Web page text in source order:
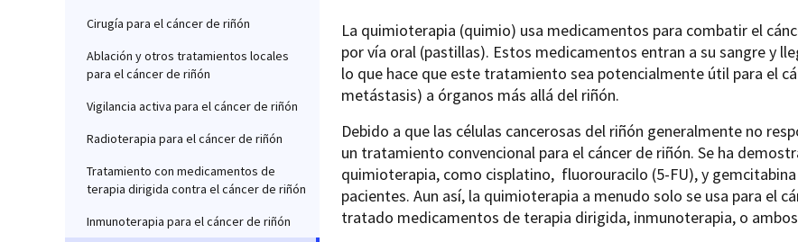
Cirugía para el cáncer de riñón
Ablación y otros tratamientos locales
para el cáncer de riñón
Vigilancia activa para el cáncer de riñón
Radioterapia para el cáncer de riñón
Tratamiento con medicamentos de
terapia dirigida contra el cáncer de riñón
Inmunoterapia para el cáncer de riñón
La quimioterapia (quimio) usa medicamentos para combatir el
por vía oral (pastillas). Estos medicamentos entran a su sangre y
lo que hace que este tratamiento sea potencialmente útil para el
metástasis) a órganos más allá del riñón.
Debido a que las células cancerosas del riñón generalmente no
un tratamiento convencional para el cáncer de riñón. Se ha
quimioterapia, como cisplatino, fluorouracilo (5-FU), y
pacientes. Aun así, la quimioterapia a menudo solo se usa para el
tratado medicamentos de terapia dirigida, inmunoterapia, o